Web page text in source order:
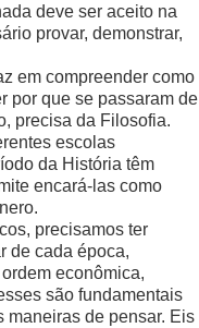
deve ser aceito na
provar, demonstrar,
em compreender como
por que se passaram de
precisa da Filosofia.
escolas
da História têm
encará-las como
precisamos ter
de cada época,
econômica,
são fundamentais
maneiras de pensar. Eis